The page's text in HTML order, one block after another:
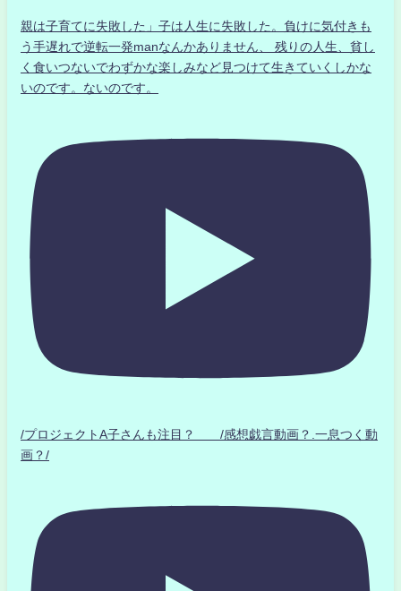
親は子育てに失敗した」子は人生に失敗した。負けに気付きも
う手遅れで逆転一発manなんかありません、 残りの人生、貧し
く食いつないでわずかな楽しみなど見つけて生きていくしかな
いのです。ないのです。
/プロジェクトA子さんも注目？ /感想戯言動画？.一息つく動
画？/